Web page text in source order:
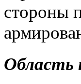
стороны
Область